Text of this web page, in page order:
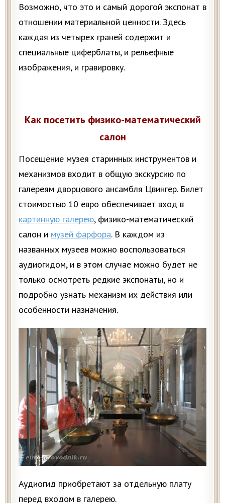
Возможно, что это и самый дорогой экспонат в
отношении материальной ценности. Здесь
каждая из четырех граней содержит и
специальные циферблаты, и рельефные
изображения, и гравировку.
Как посетить физико-математический
салон
Посещение музея старинных инструментов и
механизмов входит в общую экскурсию по
галереям дворцового ансамбля Цвингер. Билет
стоимостью 10 евро обеспечивает вход в
картинную галерею, физико-математический
салон и музей фарфора. В каждом из
названных музеев можно воспользоваться
аудиогидом, и в этом случае можно будет не
только осмотреть редкие экспонаты, но и
подробно узнать механизм их действия или
особенности назначения.
Аудиогид приобретают за отдельную плату
перед входом в галерею.